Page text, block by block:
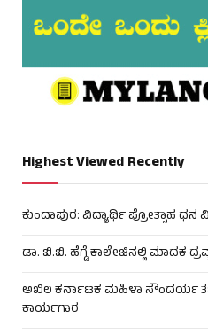
Highest Viewed Recently
ಕುಂದಾಪುರ: ವಿದ್ಯಾರ್ಥಿ ಪ್ರೋತ್ಸಾಹ
ಡಾ. ಬಿ.ಬಿ. ಹೆಗ್ಡೆ ಕಾಲೇಜಿನಲ್ಲಿ ಮಾದಕ
ಅಖಿಲ ಕರ್ನಾಟಕ ಮಹಿಳಾ ಸೌಂದರ್ಯ
ಕಾರ್ಯಗಾರ